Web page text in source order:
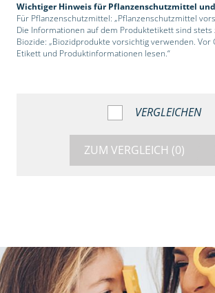
Wichtiger Hinweis für Pflanzenschutzmittel
Für Pflanzenschutzmittel: „Pflanzenschutzmittel
Die Informationen auf dem Produktetikett sind stets
Biozide: „Biozidprodukte vorsichtig verwenden. Vor
Etikett und Produktinformationen lesen.“
VERGLEICHEN
ZUM VERGLEICH (0)